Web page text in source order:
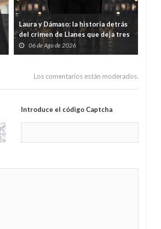
Laura y Dámaso: la historia detrás
del crimen de Llanes que deja tres
hijos huérfanos
06 de Ago de 2026
Los comentarios están moderados.
Introduce el código Captcha